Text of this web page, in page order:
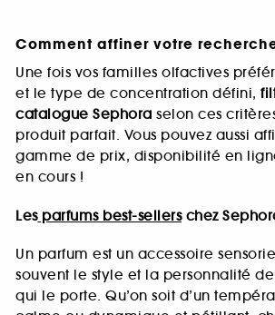
Comment affiner votre
Une fois vos familles olfactives
et le type de concentration défini,
catalogue Sephora selon ces
produit parfait. Vous pouvez aussi
gamme de prix, disponibilité en
en cours !
Lesparfums best-sellerschez
Un parfum est un accessoire
souvent le style et la personnalité
qui le porte. Qu’on soit d’un